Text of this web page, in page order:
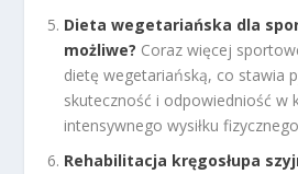
Dieta wegetariańska dla
możliwe? Coraz więcej
dietę wegetariańską, co stawia
skuteczność i odpowiedniość w
intensywnego wysiłku
Rehabilitacja kręgosłupa